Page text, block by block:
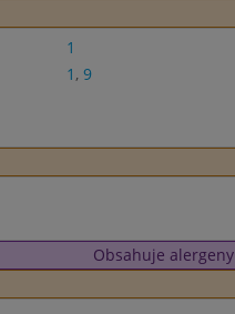
1
1 , 9
Obsahuje alergeny